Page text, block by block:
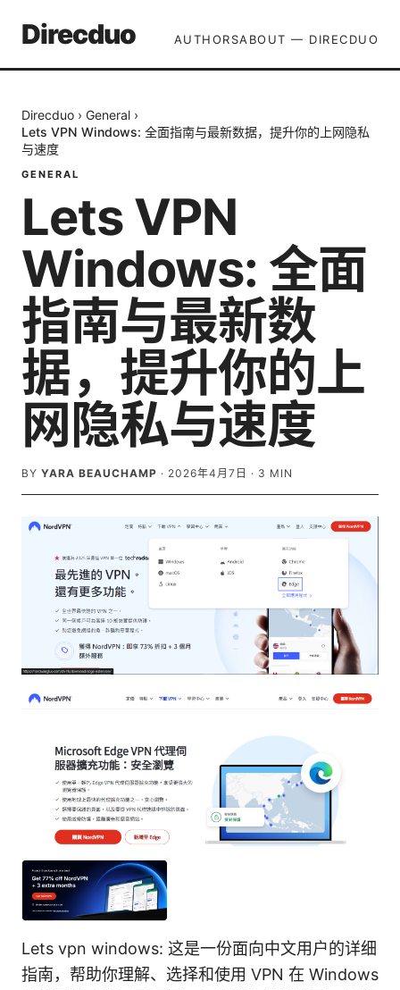
Direcduo AUTHORSABOUT — DIRECDUO
Direcduo › General ›
Lets VPN Windows: 全面指南与最新数据，提升你的上网隐私
与速度
GENERAL
Lets VPN
Windows: 全面
指南与最新数
据，提升你的上
网隐私与速度
BY YARA BEAUCHAMP · 2026年4月7日 · 3 MIN
Lets vpn windows: 这是一份面向中文用户的详细
指南，帮助你理解、选择和使用 VPN 在 Windows